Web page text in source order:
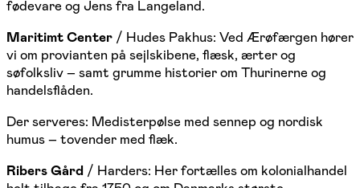
fødevare og Jens fra Langeland.
Maritimt Center / Hudes Pakhus: Ved Ærøfærgen hører
vi om provianten på sejlskibene, flæsk, ærter og
søfolksliv – samt grumme historier om Thurinerne og
handelsflåden.
Der serveres: Medisterpølse med sennep og nordisk
humus – tovender med flæk.
Ribers Gård / Harders: Her fortælles om kolonialhandel